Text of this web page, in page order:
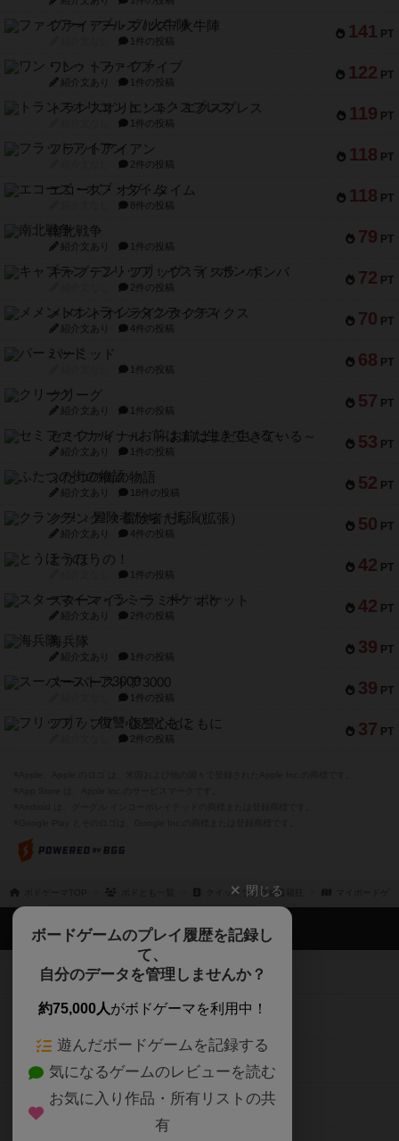
141 PT
ファイアー・ブルズ / 火牛陣
1件の投稿
122 PT
ワン・トゥ・ファイブ
紹介文あり 1件の投稿
119 PT
トランスオリエント・エクスプレス
1件の投稿
118 PT
フラットアイアン
2件の投稿
118 PT
エコーズ・オブ・タイム
8件の投稿
79 PT
南北戦争
紹介文あり 1件の投稿
72 PT
キャプテン・フリップ：イスラ・ボンバ
2件の投稿
70 PT
メメントオンラインタクティクス
紹介文あり 4件の投稿
68 PT
パーミッド
1件の投稿
57 PT
クリーグ
紹介文あり 1件の投稿
53 PT
セミファイナル ～お前はまだ生きている～
紹介文あり 1件の投稿
52 PT
ふたつの街の物語
紹介文あり 18件の投稿
50 PT
クランク! ：冒険者たち（拡張）
紹介文あり 4件の投稿
42 PT
とうほうの！
1件の投稿
42 PT
スターマイン・ラミー ポケット
紹介文あり 2件の投稿
39 PT
海兵隊
紹介文あり 1件の投稿
39 PT
スーパーストア3000
1件の投稿
37 PT
フリップ７：復讐心とともに
2件の投稿
クイックラック@書籍狂
閉じる
ボードゲームのプレイ履歴を記録し
て、
自分のデータを管理しませんか？
約75,000人がボドゲーマを利用中！
遊んだボードゲームを記録する
気になるゲームのレビューを読む
お気に入り作品・所有リストの共
有
ボドゲーマTOP
ボードゲームを検索する
ボードゲームの新着レビュー
ボードゲーム会情報
メカニクス特集